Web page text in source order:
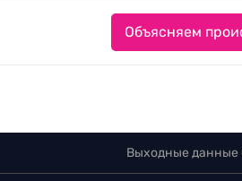
Объясняем
Выходные данные